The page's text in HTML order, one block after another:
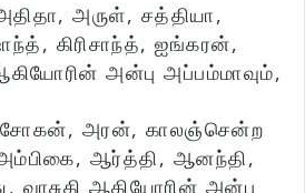
அருள், சத்தியா,
கிரிசாந்த், ஐங்கரன்,
அன்பு அப்பம்மாவும்,
அசோகன், அரன், காலஞ்சென்ற
ஆர்த்தி, ஆனந்தி,
வாசுகி ஆகியோரின் அன்பு